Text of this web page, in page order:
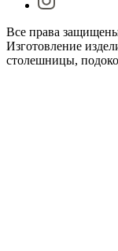
Все права
Изготовление
столешницы,